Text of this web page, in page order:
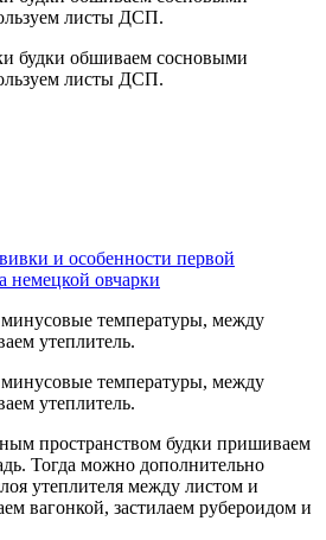
листы ДСП.
будки обшиваем сосновыми
листы ДСП.
и особенности первой
немецкой овчарки
температуры, между
утеплитель.
температуры, между
утеплитель.
пространством будки пришиваем
Тогда можно дополнительно
утеплителя между листом и
вагонкой, застилаем рубероидом и